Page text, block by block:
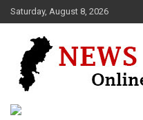
Skip
to
Saturday, August 8, 2026
News 36